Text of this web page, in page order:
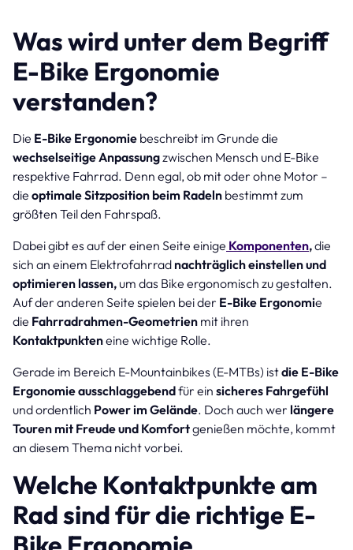
Was wird unter dem Begriff
E-Bike Ergonomie
verstanden?
Die E-Bike Ergonomie beschreibt im Grunde die
wechselseitige Anpassungzwischen Mensch und E-Bike
respektive Fahrrad. Denn egal, ob mit oder ohne Motor –
die optimale Sitzposition beim Radeln bestimmt zum
größten Teil den Fahrspaß.
Dabei gibt es auf der einen Seite einige Komponenten,die
sich an einem Elektrofahrrad nachträglich einstellen und
optimieren lassen, um das Bike ergonomisch zu gestalten.
Auf der anderen Seite spielen bei der E-Bike Ergonomie
die Fahrradrahmen-Geometrien mit ihren
Kontaktpunkteneine wichtige Rolle.
Gerade im Bereich E-Mountainbikes (E-MTBs) istdie E-Bike
Ergonomie ausschlaggebendfür ein sicheres Fahrgefühl
und ordentlich Power im Gelände. Doch auch wer längere
Touren mit Freude und Komfortgenießen möchte, kommt
an diesem Thema nicht vorbei.
Welche Kontaktpunkte am
Rad sind für die richtige E-